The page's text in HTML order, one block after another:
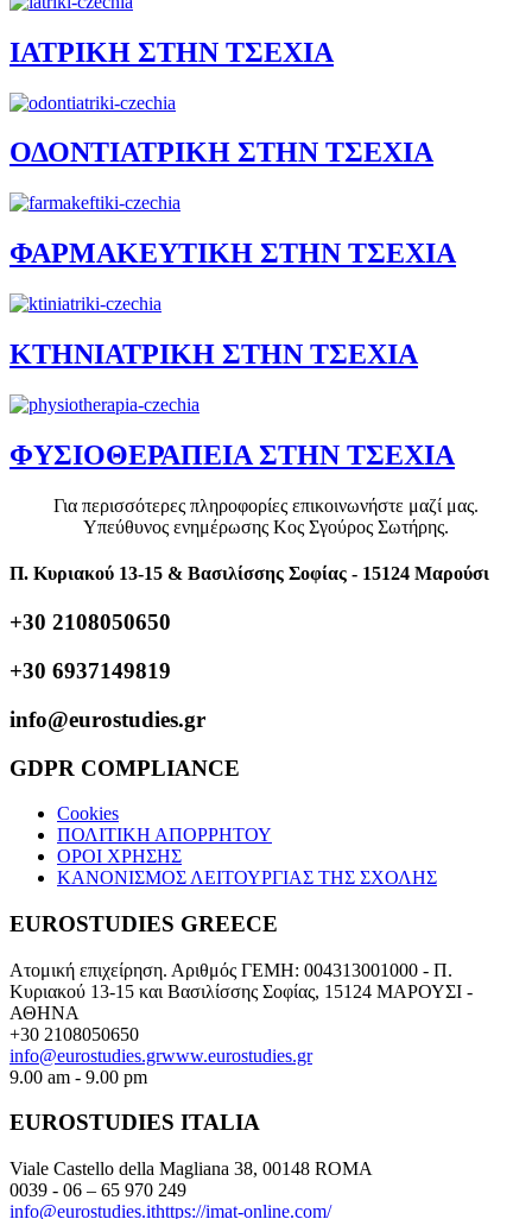
ΙΑΤΡΙΚΗ ΣΤΗΝ ΤΣΕΧΙΑ
ΟΔΟΝΤΙΑΤΡΙΚΗ ΣΤΗΝ ΤΣΕΧΙΑ
ΦΑΡΜΑΚΕΥΤΙΚΗ ΣΤΗΝ ΤΣΕΧΙΑ
ΚΤΗΝΙΑΤΡΙΚΗ ΣΤΗΝ ΤΣΕΧΙΑ
ΦΥΣΙΟΘΕΡΑΠΕΙΑ ΣΤΗΝ ΤΣΕΧΙΑ
Για περισσότερες πληροφορίες επικοινωνήστε μαζί μας.
Υπεύθυνος ενημέρωσης Κος Σγούρος Σωτήρης.
Π. Κυριακού 13-15 & Βασιλίσσης Σοφίας - 15124 Μαρούσι
+30 2108050650
+30 6937149819
info@eurostudies.gr
GDPR COMPLIANCE
Cookies
ΠΟΛΙΤΙΚΗ ΑΠΟΡΡΗΤΟΥ
ΟΡΟΙ ΧΡΗΣΗΣ
ΚΑΝΟΝΙΣΜΟΣ ΛΕΙΤΟΥΡΓΙΑΣ ΤΗΣ ΣΧΟΛΗΣ
EUROSTUDIES GREECE
Ατομική επιχείρηση. Αριθμός ΓΕΜΗ: 004313001000 - Π.
Κυριακού 13-15 και Βασιλίσσης Σοφίας, 15124 ΜΑΡΟΥΣΙ -
ΑΘΗΝΑ
+30 2108050650
info@eurostudies.grwww.eurostudies.gr
9.00 am - 9.00 pm
EUROSTUDIES ITALIA
Viale Castello della Magliana 38, 00148 ROMA
0039 - 06 – 65 970 249
info@eurostudies.ithttps://imat-online.com/